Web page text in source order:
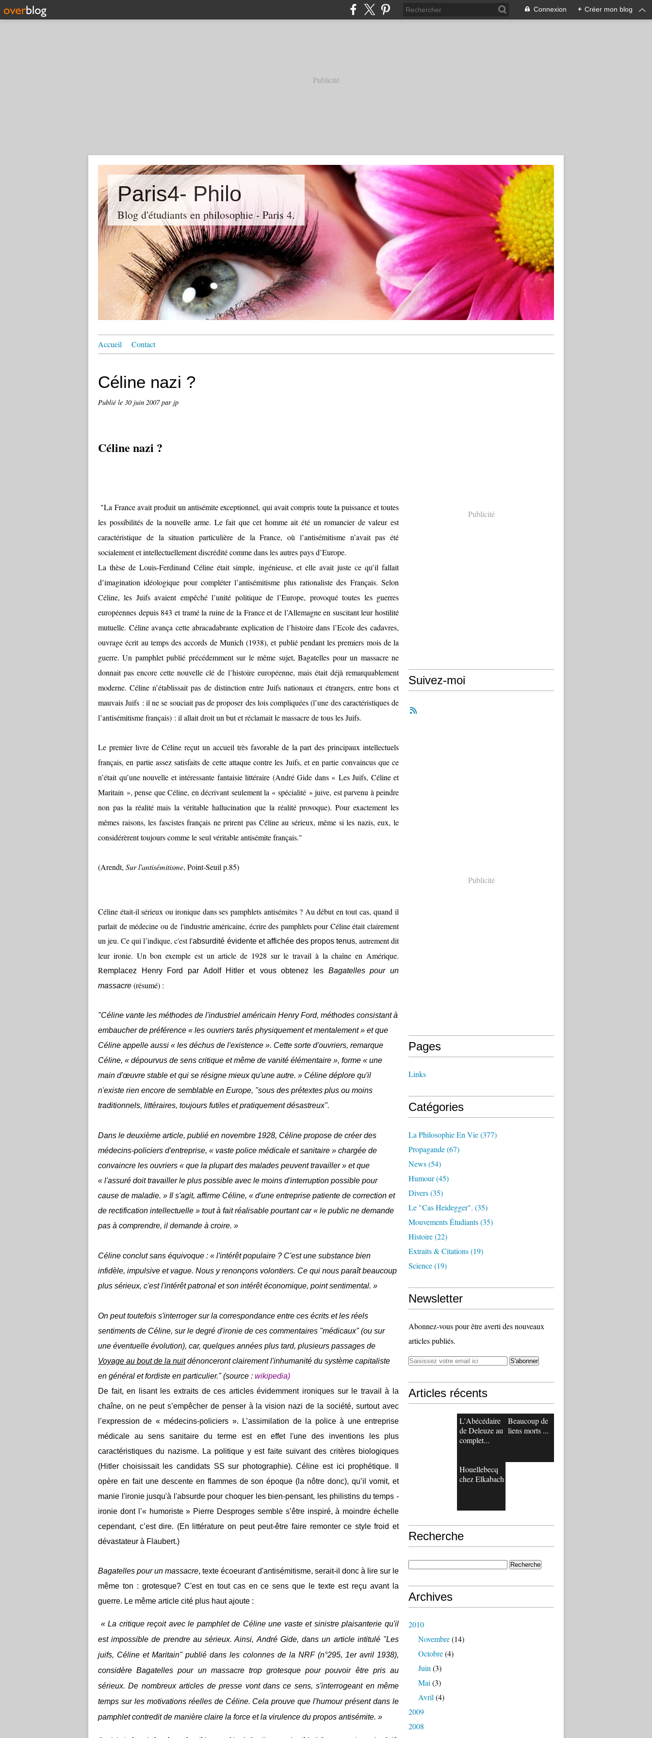
Connexion + Créer mon blog
Publicité
Paris4- Philo
Blog d'étudiants en philosophie - Paris 4.
Accueil Contact
Céline nazi ?
Publié le 30 juin 2007par jp
Céline nazi ?
"La France avait produit un antisémite exceptionnel, qui avait compris toute la puissance et toutes
les possibilités de la nouvelle arme. Le fait que cet homme ait été un romancier de valeur est
caractéristique de la situation particulière de la France, où l’antisémitisme n’avait pas été
socialement et intellectuellement discrédité comme dans les autres pays d’Europe.
La thèse de Louis-Ferdinand Céline était simple, ingénieuse, et elle avait juste ce qu’il fallait
d’imagination idéologique pour compléter l’antisémitisme plus rationaliste des Français. Selon
Céline, les Juifs avaient empêché l’unité politique de l’Europe, provoqué toutes les guerres
européennes depuis 843 et tramé la ruine de la France et de l’Allemagne en suscitant leur hostilité
mutuelle. Céline avança cette abracadabrante explication de l’histoire dans l’Ecole des cadavres,
ouvrage écrit au temps des accords de Munich (1938), et publié pendant les premiers mois de la
guerre. Un pamphlet publié précédemment sur le même sujet, Bagatelles pour un massacre ne
donnait pas encore cette nouvelle clé de l’histoire européenne, mais était déjà remarquablement
moderne. Céline n’établissait pas de distinction entre Juifs nationaux et étrangers, entre bons et
mauvais Juifs : il ne se souciait pas de proposer des lois compliquées (l’une des caractéristiques de
l’antisémitisme français) : il allait droit un but et réclamait le massacre de tous les Juifs.
Le premier livre de Céline reçut un accueil très favorable de la part des principaux intellectuels
français, en partie assez satisfaits de cette attaque contre les Juifs, et en partie convaincus que ce
n’était qu’une nouvelle et intéressante fantaisie littéraire (André Gide dans « Les Juifs, Céline et
Maritain », pense que Céline, en décrivant seulement la « spécialité » juive, est parvenu à peindre
non pas la réalité mais la véritable hallucination que la réalité provoque). Pour exactement les
mêmes raisons, les fascistes français ne prirent pas Céline au sérieux, même si les nazis, eux, le
considérèrent toujours comme le seul véritable antisémite français."
(Arendt, Sur l'antisémitisme, Point-Seuil p.85)
Céline était-il sérieux ou ironique dans ses pamphlets antisémites ? Au début en tout cas, quand il
parlait de médecine ou de l'industrie américaine, écrire des pamphlets pour Céline était clairement
un jeu. Ce qui l’indique, c'est l'absurdité évidente et affichée des propos tenus, autrement dit
leur ironie. Un bon exemple est un article de 1928 sur le travail à la chaîne en Amérique.
Remplacez Henry Ford par Adolf Hitler et vous obtenez les Bagatelles pour un
massacre (résumé) :
"Céline vante les méthodes de l'industriel américain Henry Ford, méthodes consistant à
embaucher de préférence « les ouvriers tarés physiquement et mentalement » et que
Céline appelle aussi « les déchus de l'existence ». Cette sorte d'ouvriers, remarque
Céline, « dépourvus de sens critique et même de vanité élémentaire », forme « une
main d'œuvre stable et qui se résigne mieux qu'une autre. » Céline déplore qu'il
n'existe rien encore de semblable en Europe, "sous des prétextes plus ou moins
traditionnels, littéraires, toujours futiles et pratiquement désastreux".
Dans le deuxième article, publié en novembre 1928, Céline propose de créer des
médecins-policiers d'entreprise, « vaste police médicale et sanitaire » chargée de
convaincre les ouvriers « que la plupart des malades peuvent travailler » et que
« l'assuré doit travailler le plus possible avec le moins d'interruption possible pour
cause de maladie. » Il s'agit, affirme Céline, « d'une entreprise patiente de correction et
de rectification intellectuelle » tout à fait réalisable pourtant car « le public ne demande
pas à comprendre, il demande à croire. »
Céline conclut sans équivoque : « l'intérêt populaire ? C'est une substance bien
infidèle, impulsive et vague. Nous y renonçons volontiers. Ce qui nous paraît beaucoup
plus sérieux, c'est l'intérêt patronal et son intérêt économique, point sentimental. »
On peut toutefois s'interroger sur la correspondance entre ces écrits et les réels
sentiments de Céline, sur le degré d'ironie de ces commentaires "médicaux"(ou sur
une éventuelle évolution), car, quelques années plus tard, plusieurs passages de
Voyage au bout de la nuitdénonceront clairement l'inhumanité du système capitaliste
en général et fordiste en particulier." (source : wikipedia)
De fait, en lisant les extraits de ces articles évidemment ironiques sur le travail à la
chaîne, on ne peut s’empêcher de penser à la vision nazi de la société, surtout avec
l’expression de « médecins-policiers ». L’assimilation de la police à une entreprise
médicale au sens sanitaire du terme est en effet l'une des inventions les plus
caractéristiques du nazisme. La politique y est faite suivant des critères biologiques
(Hitler choisissait les candidats SS sur photographie). Céline est ici prophétique. Il
opère en fait une descente en flammes de son époque (la nôtre donc), qu’il vomit, et
manie l'ironie jusqu'à l'absurde pour choquer les bien-pensant, les philistins du temps -
ironie dont l’« humoriste » Pierre Desproges semble s’être inspiré, à moindre échelle
cependant, c’est dire. (En littérature on peut peut-être faire remonter ce style froid et
dévastateur à Flaubert.)
Bagatelles pour un massacre, texte écoeurant d'antisémitisme, serait-il donc à lire sur le
même ton : grotesque? C'est en tout cas en ce sens que le texte est reçu avant la
guerre. Le même article cité plus haut ajoute :
« La critique reçoit avec le pamphlet de Céline une vaste et sinistre plaisanterie qu'il
est impossible de prendre au sérieux. Ainsi, André Gide, dans un article intitulé "Les
juifs, Céline et Maritain" publié dans les colonnes de la NRF(n°295, 1er avril 1938),
considère Bagatelles pour un massacre trop grotesque pour pouvoir être pris au
sérieux. De nombreux articles de presse vont dans ce sens, s'interrogeant en même
temps sur les motivations réelles de Céline. Cela prouve que l'humour présent dans le
pamphlet contredit de manière claire la force et la virulence du propos antisémite. »
Publicité
Suivez-moi
Publicité
Pages
Links
Catégories
La Philosophie En Vie(377)
Propagande(67)
News(54)
Humour(45)
Divers(35)
Le "cas Heidegger". (35)
Mouvements Étudiants(35)
Histoire(22)
Extraits & Citations(19)
Science(19)
Newsletter
Abonnez-vous pour être averti des nouveaux
articles publiés.
Articles récents
L'Abécédaire
de Deleuze au
complet...
Beaucoup de
liens morts ...
Houellebecq
chez Elkabach
Recherche
Archives
2010
Novembre(14)
Octobre(4)
Juin (3)
Mai (3)
Avril (4)
2009
2008